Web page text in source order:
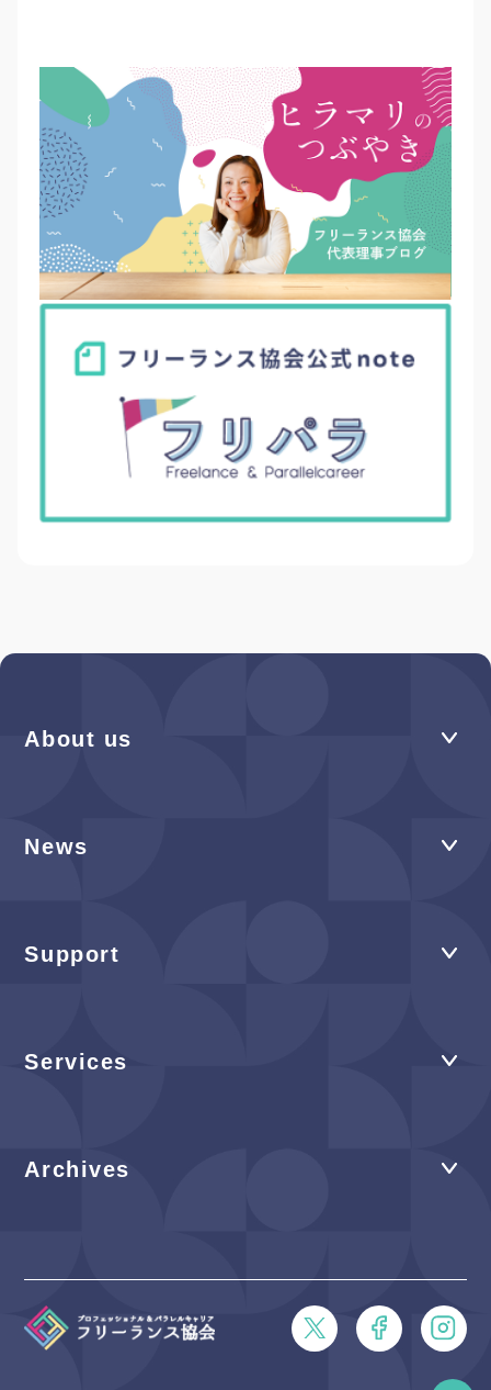
About us
News
Support
Services
Archives